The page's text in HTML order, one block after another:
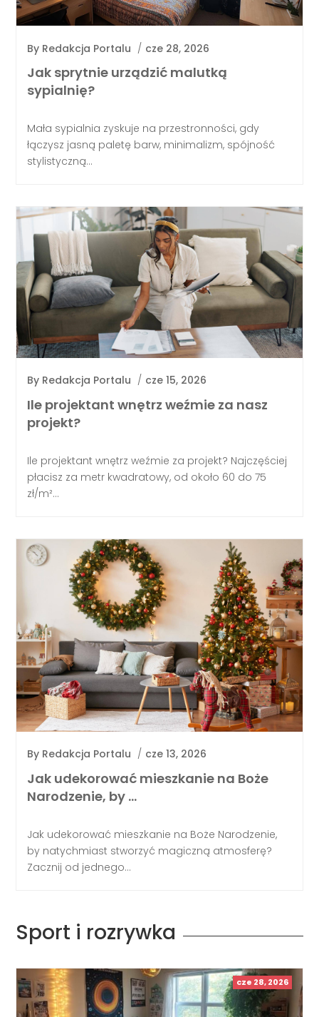
By Redakcja Portalu / cze 28, 2026
Jak sprytnie urządzić malutką
sypialnię?
Mała sypialnia zyskuje na przestronności, gdy
łączysz jasną paletę barw, minimalizm, spójność
stylistyczną...
By Redakcja Portalu / cze 15, 2026
Ile projektant wnętrz weźmie za nasz
projekt?
Ile projektant wnętrz weźmie za projekt? Najczęściej
płacisz za metr kwadratowy, od około 60 do 75
zł/m²...
By Redakcja Portalu / cze 13, 2026
Jak udekorować mieszkanie na Boże
Narodzenie, by …
Jak udekorować mieszkanie na Boże Narodzenie,
by natychmiast stworzyć magiczną atmosferę?
Zacznij od jednego...
Sport i rozrywka
cze 28, 2026